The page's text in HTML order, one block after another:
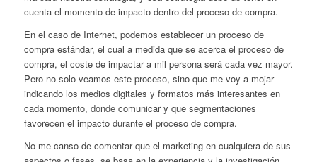
cuenta el momento de impacto dentro del proceso de compra.
En el caso de Internet, podemos establecer un proceso de
compra estándar, el cual a medida que se acerca el proceso de
compra, el coste de impactar a mil persona será cada vez mayor.
Pero no solo veamos este proceso, sino que me voy a mojar
indicando los medios digitales y formatos más interesantes en
cada momento, donde comunicar y que segmentaciones
favorecen el impacto durante el proceso de compra.
No me canso de comentar que el marketing en cualquiera de sus